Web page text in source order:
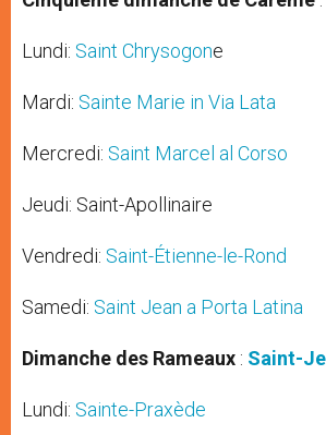
Lundi: Saint Chrysogone
Mardi: Sainte Marie in Via Lata
Mercredi: Saint Marcel al Corso
Jeudi: Saint-Apollinaire
Vendredi: Saint-Étienne-le-Rond
Samedi: Saint Jean a Porta Latina
Dimanche des Rameaux : Saint-
Lundi: Sainte-Praxède